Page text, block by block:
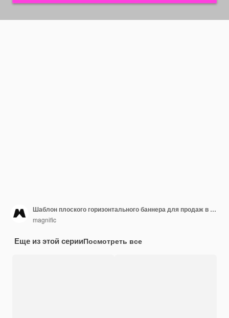
Шаблон плоского горизонтального баннера для продаж в киберпонедельник
magnific
Еще из этой серииПосмотреть все